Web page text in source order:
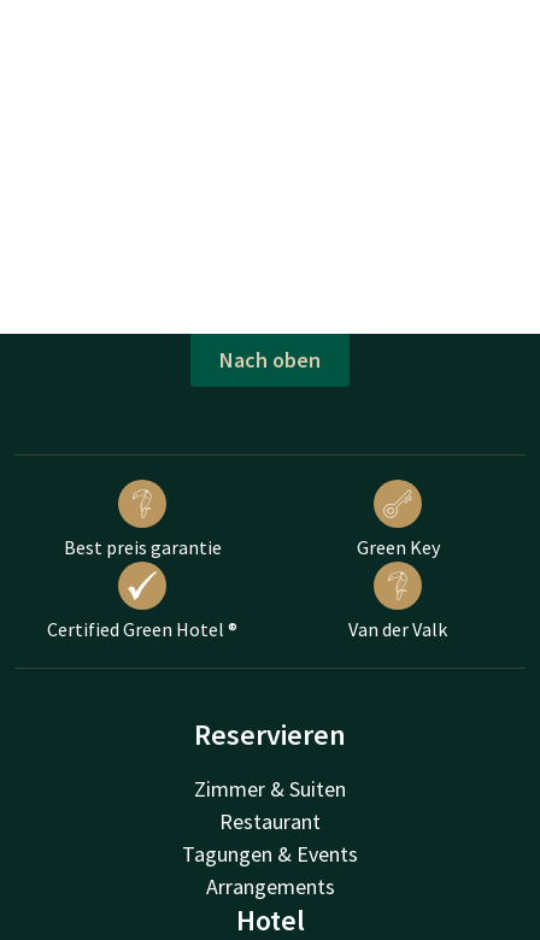
Nach oben
Best preis garantie Green Key
Certified Green Hotel ® Van der Valk
Reservieren
Zimmer & Suiten
Restaurant
Tagungen & Events
Arrangements
Hotel